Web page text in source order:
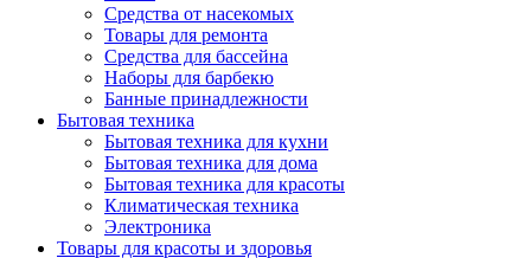
Средства от насекомых
Товары для ремонта
Средства для бассейна
Наборы для барбекю
Банные принадлежности
Бытовая техника
Бытовая техника для кухни
Бытовая техника для дома
Бытовая техника для красоты
Климатическая техника
Электроника
Товары для красоты и здоровья